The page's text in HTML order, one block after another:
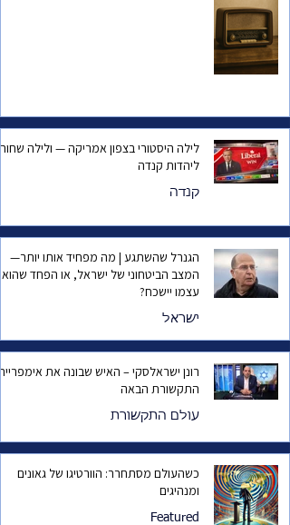
לילה היסטורי בצפון אמריקה — ולילה שחור
ליהדות קנדה
קנדה
הגנרל שהשתגע | מה מפחיד אותו יותר—
המצב הביטחוני של ישראל, או הפחד שהוא
עצמו יישכח?
ישראל
רונן ישראלסקי – האיש שבונה את
התקשורת הבאה
עולם התקשורת
כשהעולם מסתחרר: הוורטיגו של גאונים
ומנהיגים
Featured